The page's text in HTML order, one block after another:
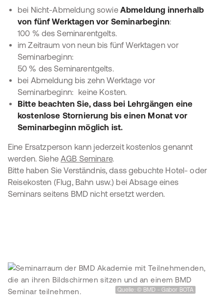
bei Nicht-Abmeldung sowie Abmeldung innerhalb
von fünf Werktagen vor Seminarbeginn:
100 % des Seminarentgelts.
im Zeitraum von neun bis fünf Werktagen vor
Seminarbeginn:
50 % des Seminarentgelts.
bei Abmeldung bis zehn Werktage vor
Seminarbeginn: keine Kosten.
Bitte beachten Sie, dass bei Lehrgängen eine
kostenlose Stornierung bis einen Monat vor
Seminarbeginn möglich ist.
Eine Ersatzperson kann jederzeit kostenlos genannt
werden. SieheAGB Seminare.
Bitte haben Sie Verständnis, dass gebuchte Hotel- oder
Reisekosten (Flug, Bahn usw.) bei Absage eines
Seminars seitens BMD nicht ersetzt werden.
Quelle: © BMD - Gabor BOTA